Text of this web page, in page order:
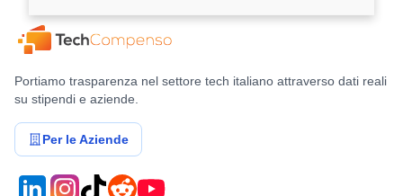
What you’ll own
direction, ensuring best practices in
architecture, scalability, and performance.
🏗️
Design and build
usingNode.js with TypeScript
clean and scalable architectural patterns.
Portiamo trasparenza nel settore tech italiano attraverso dati reali
su stipendi e aziende.
Per le Aziende